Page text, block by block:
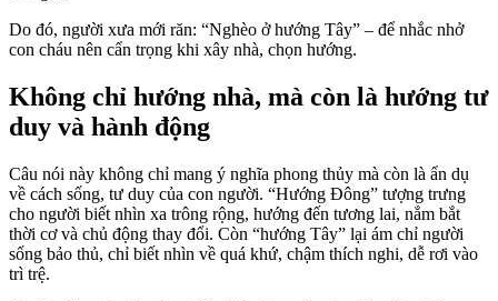
Do đó, người xưa mới răn: “Nghèo ở hướng Tây” – để nhắc nhở
con cháu nên cẩn trọng khi xây nhà, chọn hướng.
Không chỉ hướng nhà, mà còn là hướng tư
duy và hành động
Câu nói này không chỉ mang ý nghĩa phong thủy mà còn là ẩn dụ
về cách sống, tư duy của con người. “Hướng Đông” tượng trưng
cho người biết nhìn xa trông rộng, hướng đến tương lai, nắm bắt
thời cơ và chủ động thay đổi. Còn “hướng Tây” lại ám chỉ người
sống bảo thủ, chỉ biết nhìn về quá khứ, chậm thích nghi, dễ rơi vào
trì trệ.